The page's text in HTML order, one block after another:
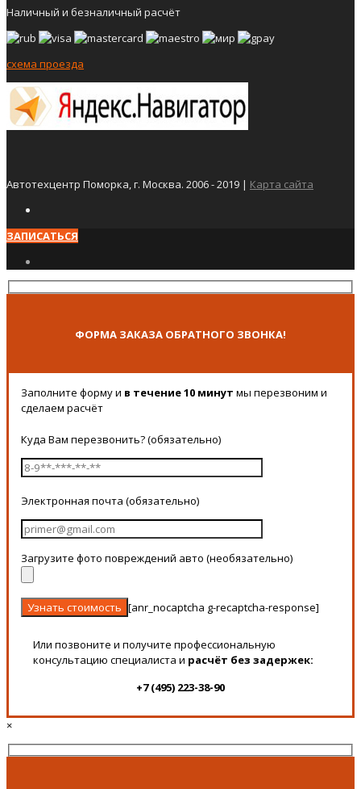
Наличный и безналичный расчёт
схема проезда
Автотехцентр Поморка, г. Москва. 2006 - 2019 | Карта сайта
ЗАПИСАТЬСЯ
ФОРМА ЗАКАЗА ОБРАТНОГО ЗВОНКА!
Заполните форму и в течение 10 минут мы перезвоним и
сделаем расчёт
Куда Вам перезвонить? (обязательно)
Электронная почта (обязательно)
Загрузите фото повреждений авто (необязательно)
[anr_nocaptcha g-recaptcha-response]
Или позвоните и получите профессиональную
консультацию специалиста и расчёт без задержек:
+7 (495) 223-38-90
×